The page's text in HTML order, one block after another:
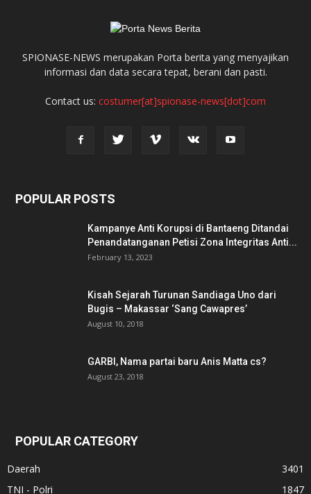
SPIONASE-NEWS merupakan Porta berita yang menyajikan
informasi dan data secara tepat, berani dan pasti.
Contact us: costumer[at]spionase-news[dot]com
POPULAR POSTS
Kampanye Anti Korupsi di Bantaeng Ditandai
Penandatanganan Petisi Zona Integritas Anti...
February 13, 2023
Kisah Sejarah Turunan Sandiaga Uno dari
Bugis – Makassar ‘Sang Cawapres’
August 10, 2018
GARBI, Nama partai baru Anis Matta cs?
August 23, 2018
POPULAR CATEGORY
Daerah
3401
TNI - Polri
1847